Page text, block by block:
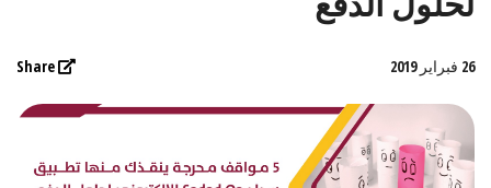
26 فبراير 2019 Share